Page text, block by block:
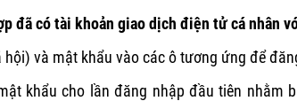
đã có tài khoản giao dịch điện tử cá nhân
và mật khẩu vào các ô tương ứng để
khẩu cho lần đăng nhập đầu tiên nhằm